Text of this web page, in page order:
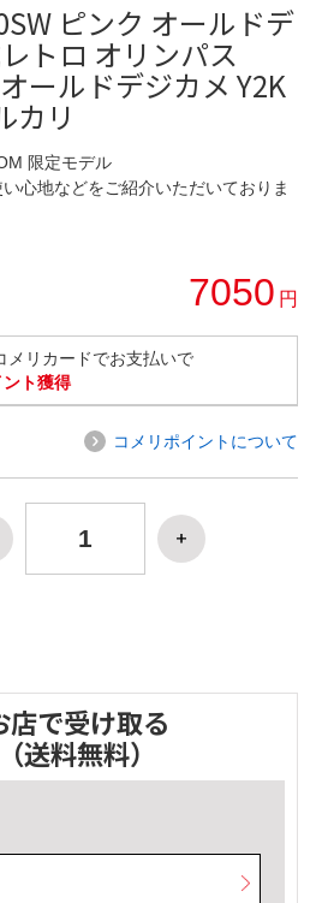
ピンク オールドデ
トロ オリンパス
ールドデジカメ Y2K
カリ
限定モデル
心地などをご紹介いただいておりま
7050 円
メリカードでお支払いで
ント獲得
コメリポイントについて
店で受け取る
（送料無料）